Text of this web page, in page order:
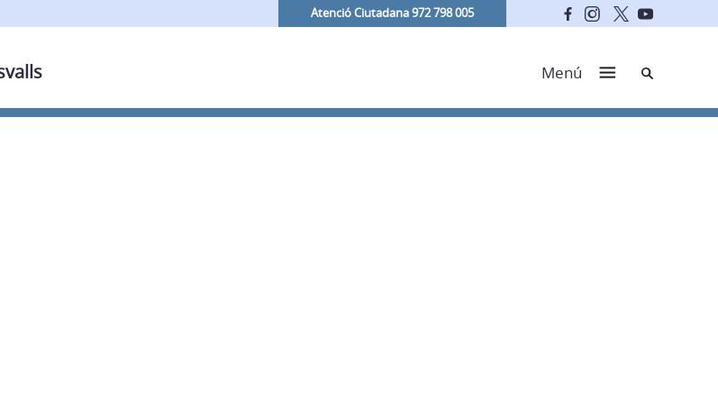
Atenció Ciutadana 972 798 005
Menú Cerca